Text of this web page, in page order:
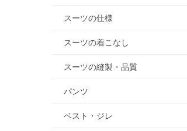
スーツの仕様
スーツの着こなし
スーツの縫製・品質
パンツ
ベスト・ジレ